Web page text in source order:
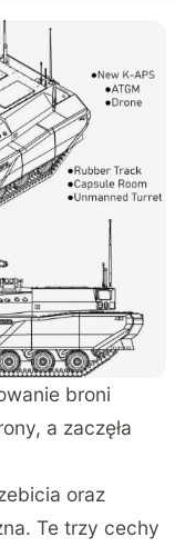
broni
a zaczęła
oraz
Te trzy cechy